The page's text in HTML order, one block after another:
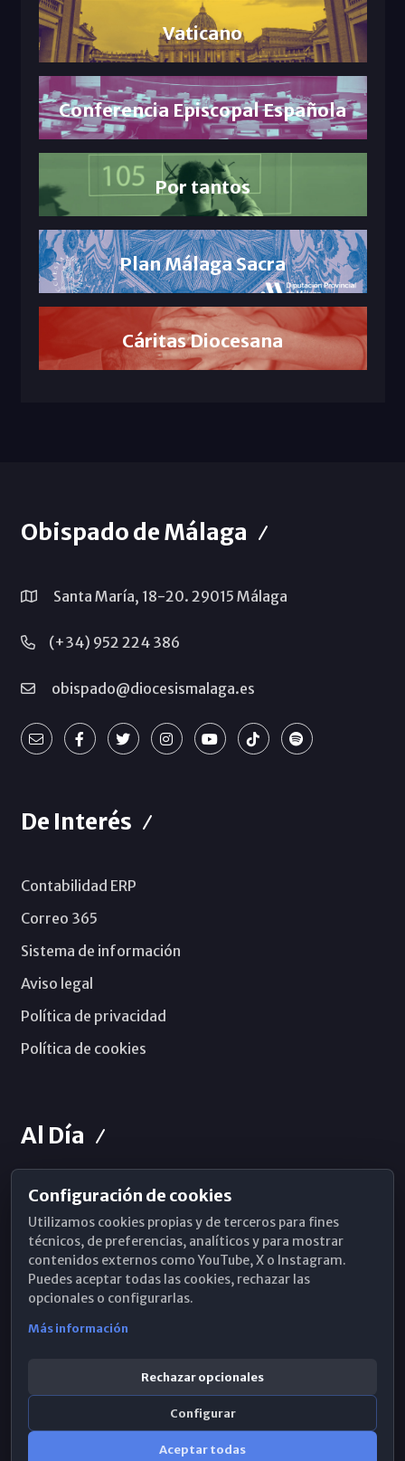
Vaticano
Conferencia Episcopal Española
Por tantos
Plan Málaga Sacra
Cáritas Diocesana
Obispado de Málaga
Santa María, 18-20. 29015 Málaga
(+34) 952 224 386
obispado@diocesismalaga.es
De Interés
Contabilidad ERP
Correo 365
Sistema de información
Aviso legal
Política de privacidad
Política de cookies
Al Día
Horarios de Misa
Hemeroteca
WhatsApp
Configuración de cookies
Utilizamos cookies propias y de terceros para fines
técnicos, de preferencias, analíticos y para mostrar
contenidos externos como YouTube, X o Instagram.
Puedes aceptar todas las cookies, rechazar las
opcionales o configurarlas.
Más información
Rechazar opcionales
Configurar
Aceptar todas